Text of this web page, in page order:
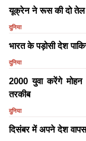
यूक्रेन ने रूस की दो तेल
दुनिया
भारत के पड़ोसी देश
दुनिया
2000 युवा करेंगे
तरकीब
दुनिया
दिसंबर में अपने देश वापस